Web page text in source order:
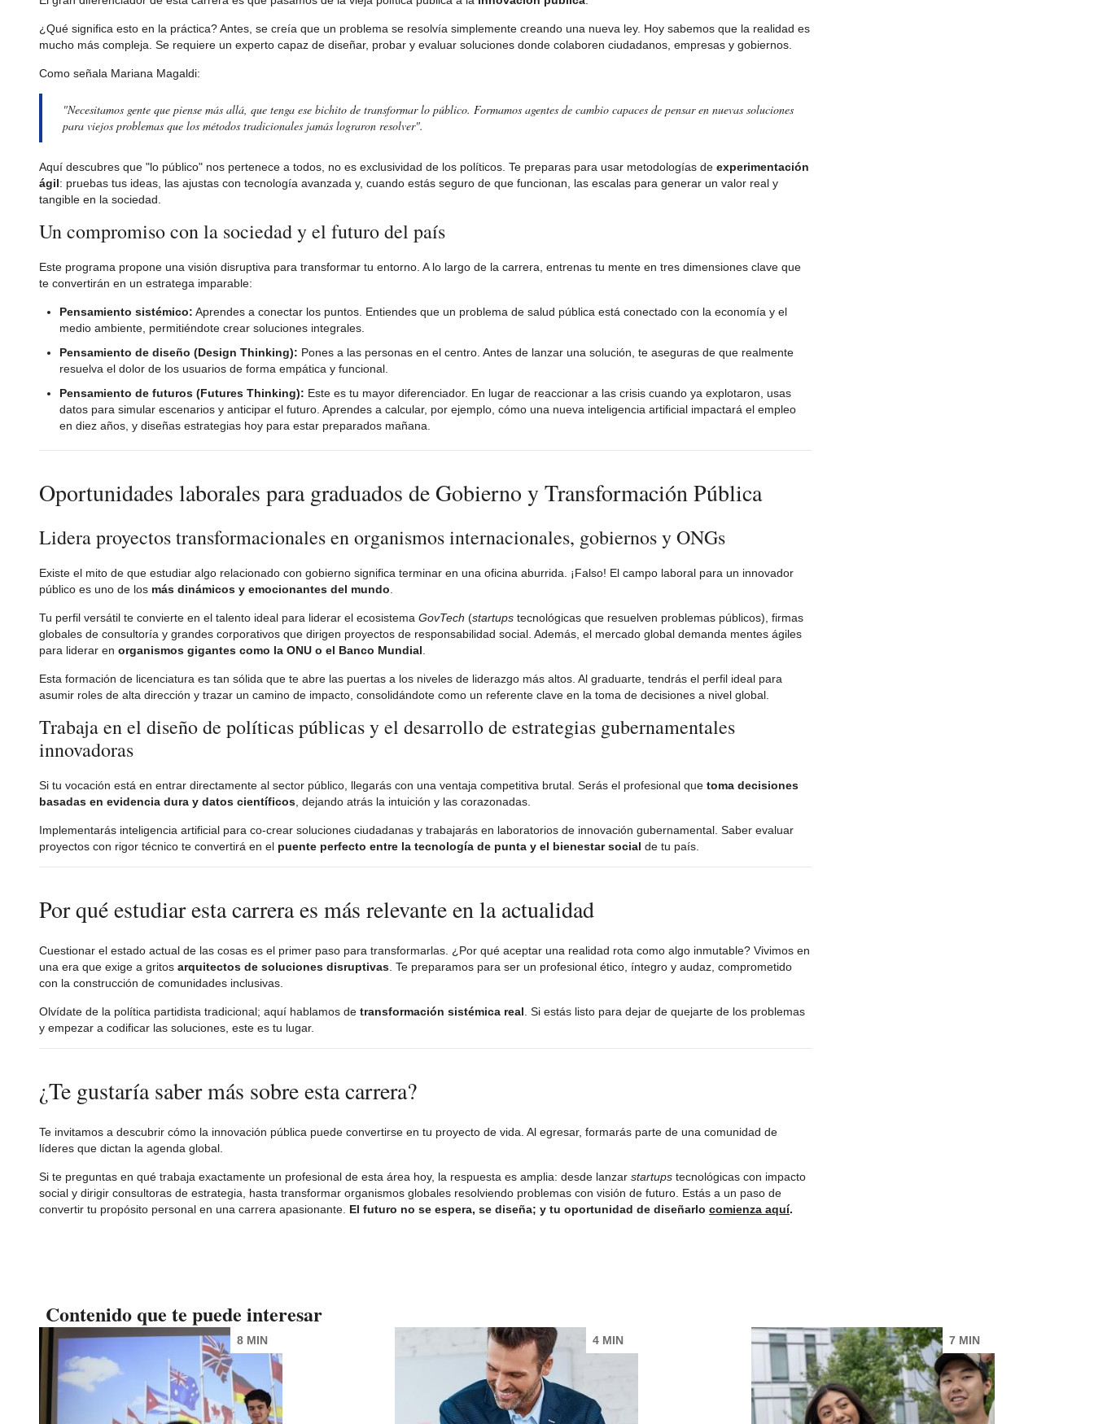
¿Qué significa esto en la práctica? Antes, se creía que un problema se resolvía simplemente creando una nueva ley. Hoy sabemos que la realidad es
mucho más compleja. Se requiere un experto capaz de diseñar, probar y evaluar soluciones donde colaboren ciudadanos, empresas y gobiernos.
Como señala Mariana Magaldi:
"Necesitamos gente que piense más allá, que tenga ese bichito de transformar lo público. Formamos agentes de cambio capaces de pensar en nuevas soluciones
para viejos problemas que los métodos tradicionales jamás lograron resolver".
Aquí descubres que "lo público" nos pertenece a todos, no es exclusividad de los políticos. Te preparas para usar metodologías de experimentación
ágil: pruebas tus ideas, las ajustas con tecnología avanzada y, cuando estás seguro de que funcionan, las escalas para generar un valor real y
tangible en la sociedad.
Un compromiso con la sociedad y el futuro del país
Este programa propone una visión disruptiva para transformar tu entorno. A lo largo de la carrera, entrenas tu mente en tres dimensiones clave que
te convertirán en un estratega imparable:
Pensamiento sistémico: Aprendes a conectar los puntos. Entiendes que un problema de salud pública está conectado con la economía y el
medio ambiente, permitiéndote crear soluciones integrales.
Pensamiento de diseño (Design Thinking): Pones a las personas en el centro. Antes de lanzar una solución, te aseguras de que realmente
resuelva el dolor de los usuarios de forma empática y funcional.
Pensamiento de futuros (Futures Thinking): Este es tu mayor diferenciador. En lugar de reaccionar a las crisis cuando ya explotaron, usas
datos para simular escenarios y anticipar el futuro. Aprendes a calcular, por ejemplo, cómo una nueva inteligencia artificial impactará el empleo
en diez años, y diseñas estrategias hoy para estar preparados mañana.
Oportunidades laborales para graduados de Gobierno y Transformación Pública
Lidera proyectos transformacionales en organismos internacionales, gobiernos y ONGs
Existe el mito de que estudiar algo relacionado con gobierno significa terminar en una oficina aburrida. ¡Falso! El campo laboral para un innovador
público es uno de los más dinámicos y emocionantes del mundo
Tu perfil versátil te convierte en el talento ideal para liderar el ecosistema GovTech (startups tecnológicas que resuelven problemas públicos), firmas
globales de consultoría y grandes corporativos que dirigen proyectos de responsabilidad social. Además, el mercado global demanda mentes ágiles
para liderar en organismos gigantes como la ONU o el Banco Mundial
Esta formación de licenciatura es tan sólida que te abre las puertas a los niveles de liderazgo más altos. Al graduarte, tendrás el perfil ideal para
asumir roles de alta dirección y trazar un camino de impacto, consolidándote como un referente clave en la toma de decisiones a nivel global.
Trabaja en el diseño de políticas públicas y el desarrollo de estrategias gubernamentales
innovadoras
Si tu vocación está en entrar directamente al sector público, llegarás con una ventaja competitiva brutal. Serás el profesional que toma decisiones
basadas en evidencia dura y datos científicos , dejando atrás la intuición y las corazonadas.
Implementarás inteligencia artificial para co-crear soluciones ciudadanas y trabajarás en laboratorios de innovación gubernamental. Saber evaluar
proyectos con rigor técnico te convertirá en el puente perfecto entre la tecnología de punta y el bienestar social de tu país.
Por qué estudiar esta carrera es más relevante en la actualidad
Cuestionar el estado actual de las cosas es el primer paso para transformarlas. ¿Por qué aceptar una realidad rota como algo inmutable? Vivimos en
una era que exige a gritos arquitectos de soluciones disruptivas . Te preparamos para ser un profesional ético, íntegro y audaz, comprometido
con la construcción de comunidades inclusivas.
Olvídate de la política partidista tradicional; aquí hablamos de transformación sistémica real . Si estás listo para dejar de quejarte de los problemas
y empezar a codificar las soluciones, este es tu lugar.
¿Te gustaría saber más sobre esta carrera?
Te invitamos a descubrir cómo la innovación pública puede convertirse en tu proyecto de vida. Al egresar, formarás parte de una comunidad de
líderes que dictan la agenda global.
Si te preguntas en qué trabaja exactamente un profesional de esta área hoy, la respuesta es amplia: desde lanzar startups tecnológicas con impacto
social y dirigir consultoras de estrategia, hasta transformar organismos globales resolviendo problemas con visión de futuro. Estás a un paso de
convertir tu propósito personal en una carrera apasionante. El futuro no se espera, se diseña; y tu oportunidad de diseñarlo comienza aquí.
Contenido que te puede interesar
8 MIN 4 MIN 7 MIN